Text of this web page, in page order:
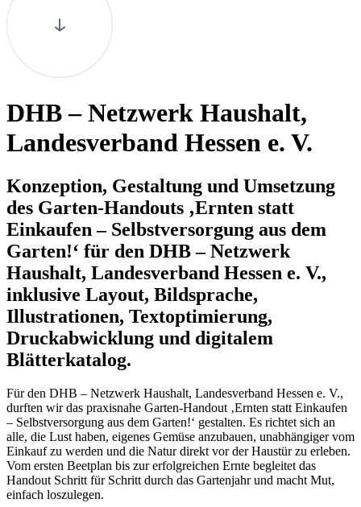
DHB – Netzwerk Haushalt,
Landesverband Hessen e. V.
Konzeption, Gestaltung und Umsetzung
des Garten-Handouts ‚Ernten statt
Einkaufen – Selbstversorgung aus dem
Garten!‘ für den DHB – Netzwerk
Haushalt, Landesverband Hessen e. V.,
inklusive Layout, Bildsprache,
Illustrationen, Textoptimierung,
Druckabwicklung und digitalem
Blätterkatalog.
Für den DHB – Netzwerk Haushalt, Landesverband Hessen e. V.,
durften wir das praxisnahe Garten-Handout ‚Ernten statt Einkaufen
– Selbstversorgung aus dem Garten!‘ gestalten. Es richtet sich an
alle, die Lust haben, eigenes Gemüse anzubauen, unabhängiger vom
Einkauf zu werden und die Natur direkt vor der Haustür zu erleben.
Vom ersten Beetplan bis zur erfolgreichen Ernte begleitet das
Handout Schritt für Schritt durch das Gartenjahr und macht Mut,
einfach loszulegen.